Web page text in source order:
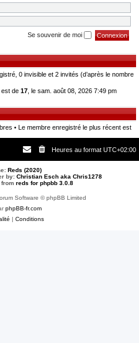
Se souvenir de moi
0 invisible et 2 invités (d’après le nombre
est de 17 , le sam. août 08, 2026 7:49 pm
• Le membre enregistré le plus récent est
Heures au format UTC+02:00
Reds (2020)
by: Christian Esch aka Chris1278
reds for phpbb 3.0.8
Software © phpBB Limited
phpBB-fr.com
| Conditions